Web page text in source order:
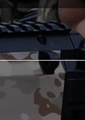
produit alcoolisé
Un
cheveux sera
Skin. Voir la